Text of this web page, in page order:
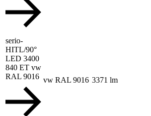
serio-
HITL/90°
LED 3400
840 ET vw
RAL 9016 vw RAL 9016 3371 lm